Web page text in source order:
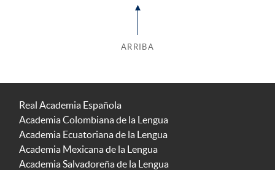
ARRIBA
Real Academia Española
Academia Colombiana de la Lengua
Academia Ecuatoriana de la Lengua
Academia Mexicana de la Lengua
Academia Salvadoreña de la Lengua